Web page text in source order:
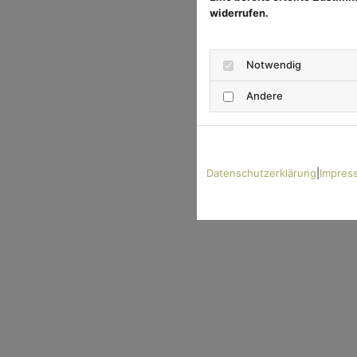
widerrufen.
Notwendig
Andere
Datenschutzerklärung